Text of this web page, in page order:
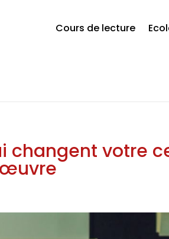
Cours de lecture
changent votre